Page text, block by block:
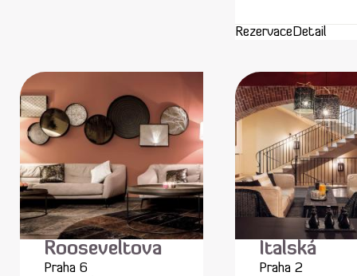
RezervaceDetail
Rooseveltova
Praha 6
Italská
Praha 2